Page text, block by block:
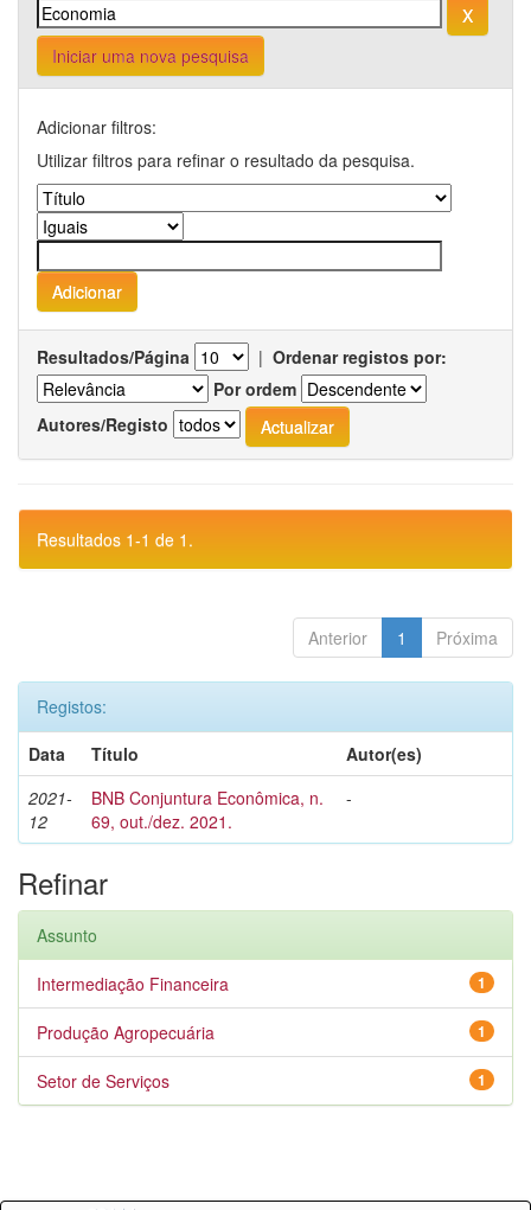
Iniciar uma nova pesquisa
Adicionar filtros:
Utilizar filtros para refinar o resultado da pesquisa.
Resultados/Página | Ordenar registos por:
Por ordem
Autores/Registo
Resultados 1-1 de 1.
Anterior 1 Próxima
Registos:
Data
Título
Autor(es)
2021-
12
BNB Conjuntura Econômica, n.
69, out./dez. 2021.
-
Refinar
Assunto
1
Intermediação Financeira
1
Produção Agropecuária
1
Setor de Serviços